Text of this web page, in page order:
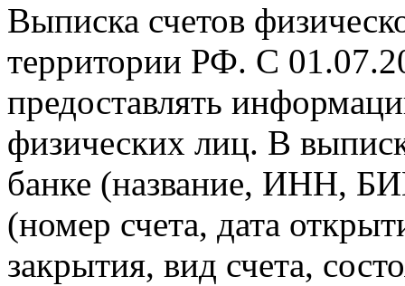
Выписка счетов
территории РФ. С
предоставлять
физических лиц. В
банке (название, ИНН,
(номер счета, дата
закрытия, вид счета,